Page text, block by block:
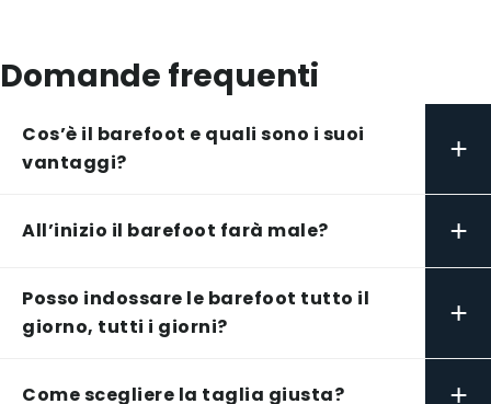
Domande frequenti
Cos’è il barefoot e quali sono i suoi
vantaggi?
+
All’inizio il barefoot farà male? +
Posso indossare le barefoot tutto il
giorno, tutti i giorni?
+
Come scegliere la taglia giusta? +